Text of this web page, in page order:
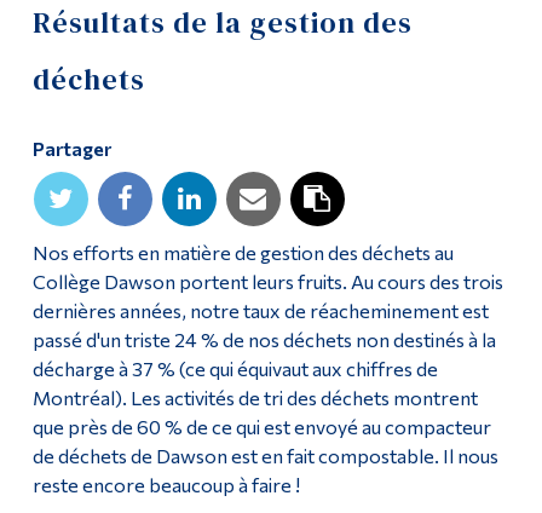
Résultats de la gestion des
déchets
Partager
Nos efforts en matière de gestion des déchets au
Collège Dawson portent leurs fruits. Au cours des trois
dernières années, notre taux de réacheminement est
passé d'un triste 24 % de nos déchets non destinés à la
décharge à 37 % (ce qui équivaut aux chiffres de
Montréal). Les activités de tri des déchets montrent
que près de 60 % de ce qui est envoyé au compacteur
de déchets de Dawson est en fait compostable. Il nous
reste encore beaucoup à faire !
Étudiants actuels